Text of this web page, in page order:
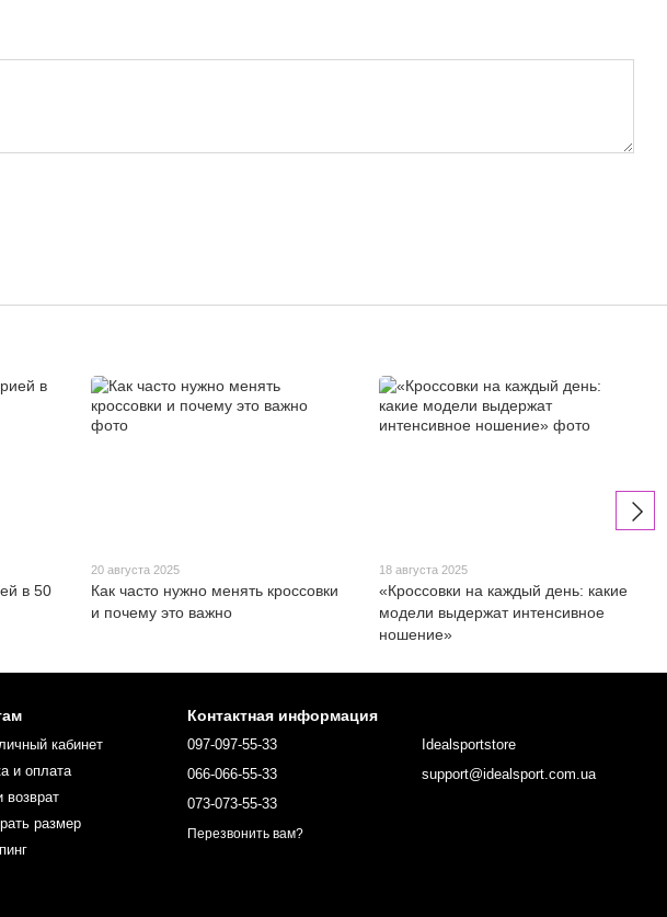
в 50
20 августа 2025
Как часто нужно менять кроссовки
и почему это важно
18 августа 2025
«Кроссовки на каждый день: какие
модели выдержат интенсивное
ношение»
кабинет
и оплата
размер
Контактная информация
097-097-55-33
066-066-55-33
073-073-55-33
Перезвонить вам?
Idealsportstore
support@idealsport.com.ua